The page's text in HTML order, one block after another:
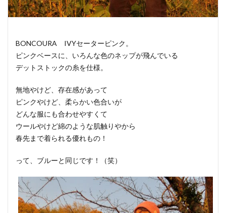
BONCOURA IVYセーターピンク。
ピンクベースに、いろんな色のネップが飛んでいる
デットストックの糸を仕様。
無地やけど、存在感があって
ピンクやけど、柔らかい色合いが
どんな服にも合わせやすくて
ウールやけど綿のような肌触りやから
春先まで着られる優れもの！
って、ブルーと同じです！（笑）